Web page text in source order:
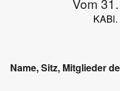
Vom
KABl.
Name, Sitz, Mitglieder